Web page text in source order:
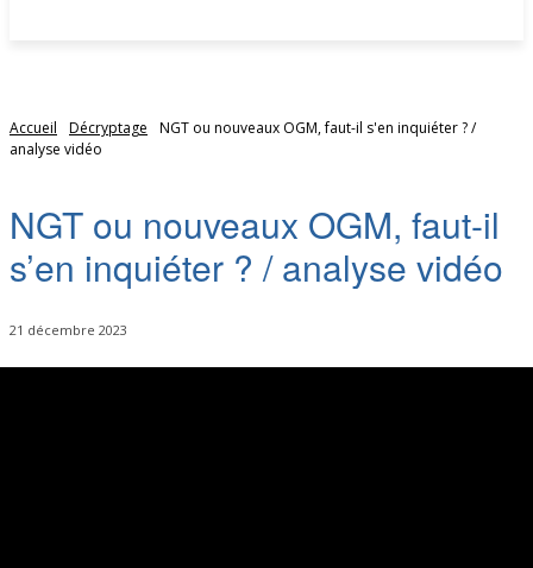
Accueil Décryptage
NGT ou nouveaux OGM, faut-il s'en inquiéter ? /
analyse vidéo
NGT ou nouveaux OGM, faut-il
s’en inquiéter ? / analyse vidéo
21 décembre 2023